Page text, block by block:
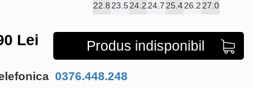
22.8 23.524.2 24.7 25.426.2 27.0
Lei Produs indisponibil
0376.448.248